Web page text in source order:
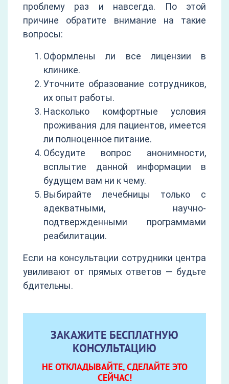
проблему раз и навсегда. По этой
причине обратите внимание на такие
вопросы:
Оформлены ли все лицензии в
клинике.
Уточните образование сотрудников,
их опыт работы.
Насколько комфортные условия
проживания для пациентов, имеется
ли полноценное питание.
Обсудите вопрос анонимности,
всплытие данной информации в
будущем вам ни к чему.
Выбирайте лечебницы только с
адекватными, научно-
подтвержденными программами
реабилитации.
Если на консультации сотрудники центра
увиливают от прямых ответов — будьте
бдительны.
ЗАКАЖИТЕ БЕСПЛАТНУЮ
КОНСУЛЬТАЦИЮ
НЕ ОТКЛАДЫВАЙТЕ, СДЕЛАЙТЕ ЭТО
СЕЙЧАС!